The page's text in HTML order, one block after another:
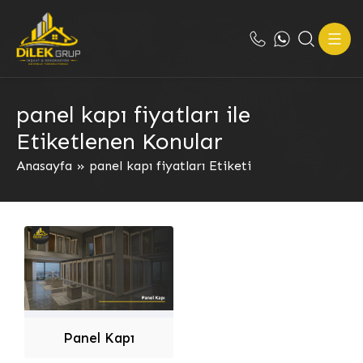
panel kapı fiyatları ile
Etiketlenen Konular
Anasayfa » panel kapı fiyatları Etiketi
Panel Kapı